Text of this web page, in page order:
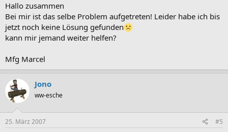
Hallo zusammen
Bei mir ist das selbe Problem aufgetreten! Leider habe ich bis
jetzt noch keine Lösung gefunden
kann mir jemand weiter helfen?
Mfg Marcel
Jono
ww-esche
25. März 2007 #5